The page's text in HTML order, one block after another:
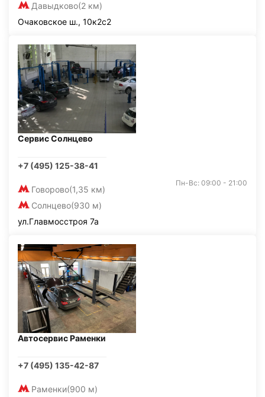
Давыдково(2 км)
Очаковское ш., 10к2с2
Сервис Солнцево
+7 (495) 125-38-41
Говорово(1,35 км)
Солнцево(930 м)
Пн-Вс: 09:00 - 21:00
ул.Главмосстроя 7а
Автосервис Раменки
+7 (495) 135-42-87
Раменки(900 м)